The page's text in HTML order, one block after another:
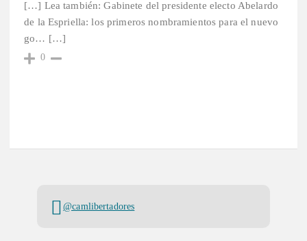
[…] Lea también: Gabinete del presidente electo Abelardo
de la Espriella: los primeros nombramientos para el nuevo
go… […]
0
@camlibertadores